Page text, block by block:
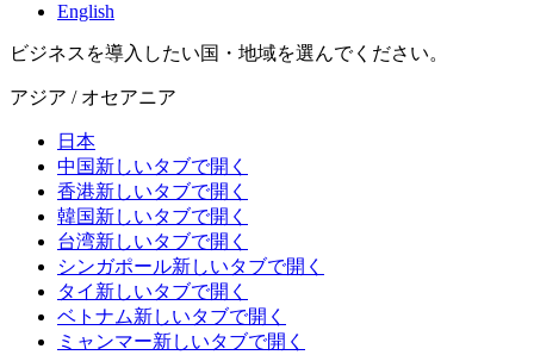
English
ビジネスを導入したい国・地域を選んでください。
アジア / オセアニア
日本
中国新しいタブで開く
香港新しいタブで開く
韓国新しいタブで開く
台湾新しいタブで開く
シンガポール新しいタブで開く
タイ 新しいタブで開く
ベトナム新しいタブで開く
ミャンマー新しいタブで開く